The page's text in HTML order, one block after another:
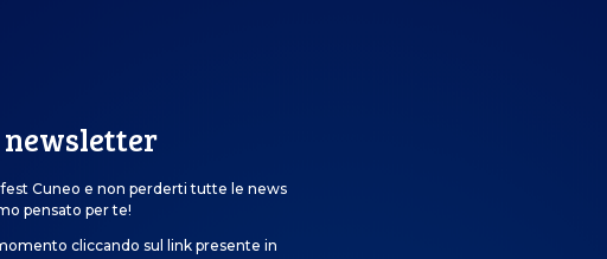
Cuneo e non perderti tutte le news
pensato per te!
cliccando sul link presente in